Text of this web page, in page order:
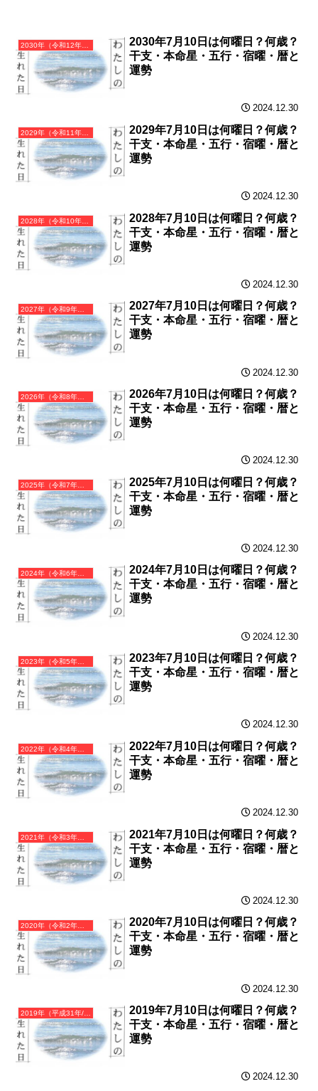
2030年（令和12年）庚戌（かのえいぬ）・戌年（いぬ年）カレンダー（月曜はじまり）
2030年7月10日は何曜日？何歳？
干支・本命星・五行・宿曜・暦と
運勢
2024.12.30
2029年（令和11年）己酉（つちのととり）・酉年（とり年）カレンダー（月曜はじまり）
2029年7月10日は何曜日？何歳？
干支・本命星・五行・宿曜・暦と
運勢
2024.12.30
2028年（令和10年）戊申（つちのえさる）・申年（さる年）カレンダー（月曜はじまり）
2028年7月10日は何曜日？何歳？
干支・本命星・五行・宿曜・暦と
運勢
2024.12.30
2027年（令和9年）丁未（ひのとひつじ）・未年（ひつじ年）カレンダー（月曜はじまり）
2027年7月10日は何曜日？何歳？
干支・本命星・五行・宿曜・暦と
運勢
2024.12.30
2026年（令和8年）丙午（ひのえうま）・午年（うま年）カレンダー（月曜はじまり）
2026年7月10日は何曜日？何歳？
干支・本命星・五行・宿曜・暦と
運勢
2024.12.30
2025年（令和7年）乙巳（きのとみ）・巳年（へび年）カレンダー（月曜はじまり）
2025年7月10日は何曜日？何歳？
干支・本命星・五行・宿曜・暦と
運勢
2024.12.30
2024年（令和6年）甲辰（きのえたつ）・辰年（たつ年）カレンダー（月曜はじまり）
2024年7月10日は何曜日？何歳？
干支・本命星・五行・宿曜・暦と
運勢
2024.12.30
2023年（令和5年）癸卯（みずのとう）・卯年（うさぎ年）カレンダー（月曜はじまり）
2023年7月10日は何曜日？何歳？
干支・本命星・五行・宿曜・暦と
運勢
2024.12.30
2022年（令和4年）壬寅（みずのえとら）・寅年（とら年）カレンダー（月曜はじまり）
2022年7月10日は何曜日？何歳？
干支・本命星・五行・宿曜・暦と
運勢
2024.12.30
2021年（令和3年）辛丑（かのとうし）・丑年（うし年）カレンダー（月曜はじまり）
2021年7月10日は何曜日？何歳？
干支・本命星・五行・宿曜・暦と
運勢
2024.12.30
2020年（令和2年）庚子（かのえね）・子年（ねずみ年）カレンダー（月曜はじまり）
2020年7月10日は何曜日？何歳？
干支・本命星・五行・宿曜・暦と
運勢
2024.12.30
2019年（平成31年/令和元年）己亥（つちのとい）・亥年（いのしし年）カレンダー（月曜はじまり）
2019年7月10日は何曜日？何歳？
干支・本命星・五行・宿曜・暦と
運勢
2024.12.30